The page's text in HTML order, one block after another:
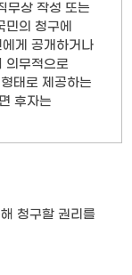
무상 작성 또는
의 청구에
게 공개하거나
의무적으로
태로 제공하는
후자는
청구할 권리를